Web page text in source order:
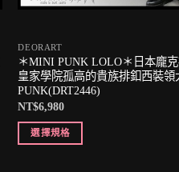
DEORART
＊MINI PUNK LOLO＊日本龐
皇家學院孤高的貴族排釦西裝領
PUNK(DRT2446)
NT$6,980
選擇規格